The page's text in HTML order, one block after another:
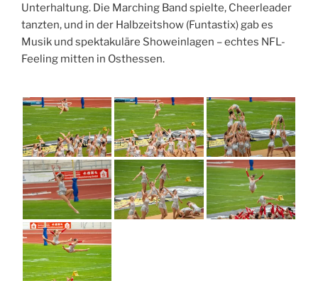
Unterhaltung. Die Marching Band spielte, Cheerleader
tanzten, und in der Halbzeitshow (Funtastix) gab es
Musik und spektakuläre Showeinlagen – echtes NFL-
Feeling mitten in Osthessen.